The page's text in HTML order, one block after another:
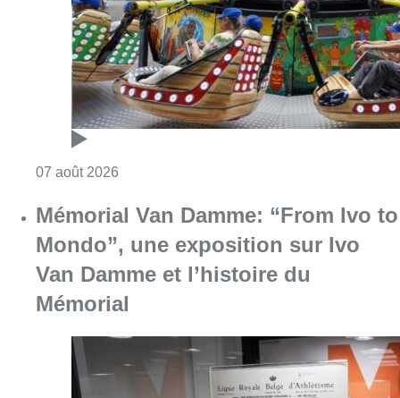
07 août 2026
Mémorial Van Damme: “From Ivo to
Mondo”, une exposition sur Ivo
Van Damme et l’histoire du
Mémorial